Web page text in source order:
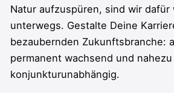
Natur aufzuspüren, sind wir dafür
unterwegs. Gestalte Deine
bezaubernden Zukunftsbranche:
permanent wachsend und nahezu
konjunkturunabhängig.